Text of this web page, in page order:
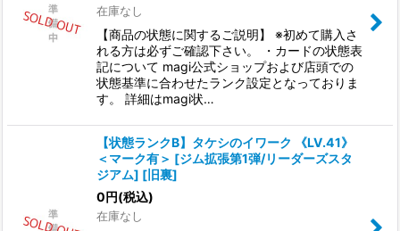
在庫なし
【商品の状態に関するご説明】 ※初めて購入さ
れる方は必ずご確認下さい。 ・カードの状態表
記について magi公式ショップおよび店頭での
状態基準に合わせたランク設定となっておりま
す。 詳細はmagi状…
【状態ランクB】タケシのイワーク 《LV.41》
＜マーク有＞ [ジム拡張第1弾/リーダーズスタ
ジアム] [旧裏]
0円(税込)
在庫なし